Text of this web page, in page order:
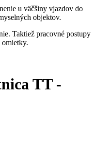
u väčšiny vjazdov do
objektov.
Taktiež pracovné postupy
omietky.
TT -